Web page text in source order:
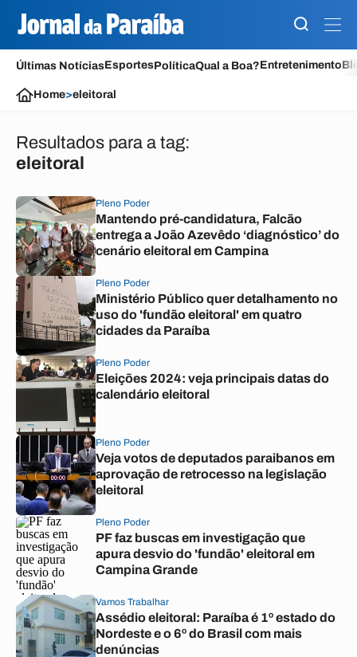
Últimas NotíciasEsportesPolíticaQual a Boa?Entretenimento
Home>eleitoral
Resultados para a tag:
eleitoral
Pleno Poder
Mantendo pré-candidatura, Falcão
entrega a João Azevêdo ‘diagnóstico’ do
cenário eleitoral em Campina
Pleno Poder
Ministério Público quer detalhamento no
uso do 'fundão eleitoral' em quatro
cidades da Paraíba
Pleno Poder
Eleições 2024: veja principais datas do
calendário eleitoral
Pleno Poder
Veja votos de deputados paraibanos em
aprovação de retrocesso na legislação
eleitoral
Pleno Poder
PF faz buscas em investigação que
apura desvio do 'fundão' eleitoral em
Campina Grande
Vamos Trabalhar
Assédio eleitoral: Paraíba é 1º estado do
Nordeste e o 6º do Brasil com mais
denúncias